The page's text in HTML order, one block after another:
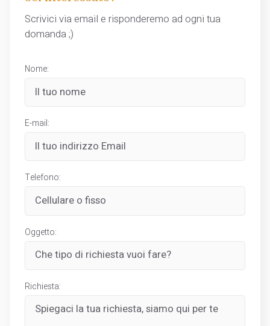
Scrivici via email e risponderemo ad ogni tua
domanda ;)
Nome:
E-mail:
Telefono:
Oggetto:
Richiesta: